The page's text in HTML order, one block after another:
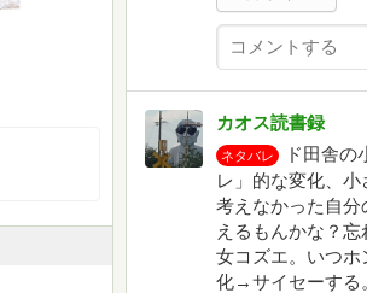
カオス読書録
ネタバレ
ド田舎
レ」的な変化、
考えなかった自
えるもんかな？
女コズエ。いつ
化→サイセーする